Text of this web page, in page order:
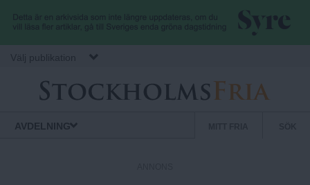
Hoppa till huvudinnehåll
Välj publikation
S
AVDELNING